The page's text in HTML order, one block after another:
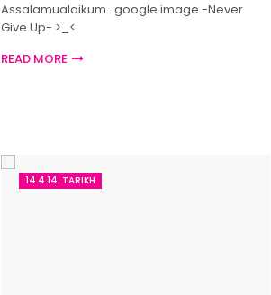
Assalamualaikum.. google image -Never
Give Up- >_<
READ MORE
14.4.14. TARIKH